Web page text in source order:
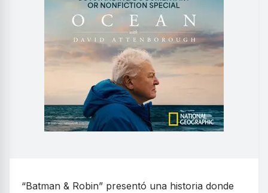
“Batman & Robin” presentó una historia donde